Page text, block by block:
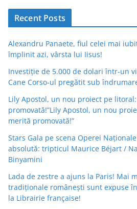
Recent Posts
Alexandru Panaete, fiul celei mai
împlinit azi, vârsta lui Iisus!
Investiție de 5.000 de dolari într-un
Cane Corso-ul pregătit sub
Lily Apostol, un nou proiect pe
promovată!”Lily Apostol, un nou
merită promovată!”
Stars Gala pe scena Operei
absolută: tripticul Maurice Béjart /
Binyamini
Lada de zestre a ajuns la Paris! Mai
tradiționale românești sunt expuse
la Librairie française!